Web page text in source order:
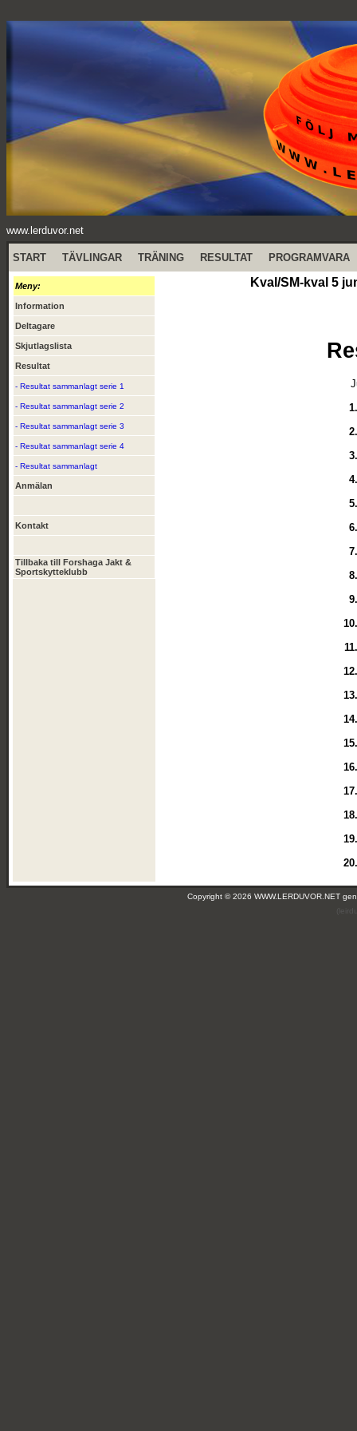
www.lerduvor.net
START TÄVLINGAR TRÄNING RESULTAT PROGRAMVARA
Meny:
Information
Deltagare
Skjutlagslista
Resultat
- Resultat sammanlagt serie 1
- Resultat sammanlagt serie 2
- Resultat sammanlagt serie 3
- Resultat sammanlagt serie 4
- Resultat sammanlagt
Anmälan
Kontakt
Tillbaka till Forshaga Jakt &
Sportskytteklubb
Kval/SM-kval 5
Copyright © 2026 WWW.LERDUVOR.NET